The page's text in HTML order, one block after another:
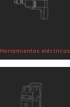
Herramientas eléctricas